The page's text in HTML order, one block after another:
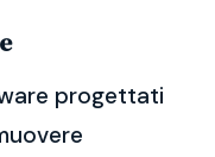
progettati